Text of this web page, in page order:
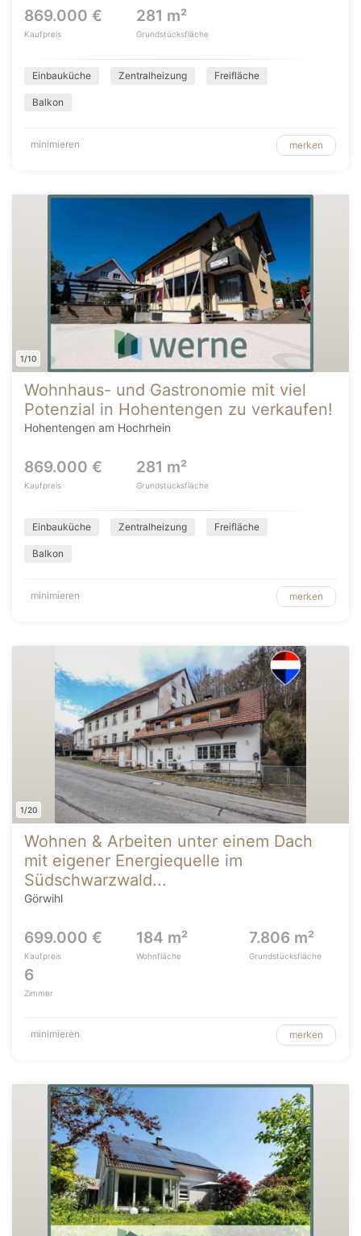
869.000 €
Kaufpreis
281 m²
Grundstücksfläche
Einbauküche Zentralheizung Freifläche
Balkon
minimieren merken
1/10
Wohnhaus- und Gastronomie mit viel
Potenzial in Hohentengen zu verkaufen!
Hohentengen am Hochrhein
869.000 €
Kaufpreis
281 m²
Grundstücksfläche
Einbauküche Zentralheizung Freifläche
Balkon
minimieren merken
1/20
Wohnen & Arbeiten unter einem Dach
mit eigener Energiequelle im
Südschwarzwald...
Görwihl
699.000 €
Kaufpreis
184 m²
Wohnfläche
7.806 m²
Grundstücksfläche
6
Zimmer
minimieren merken